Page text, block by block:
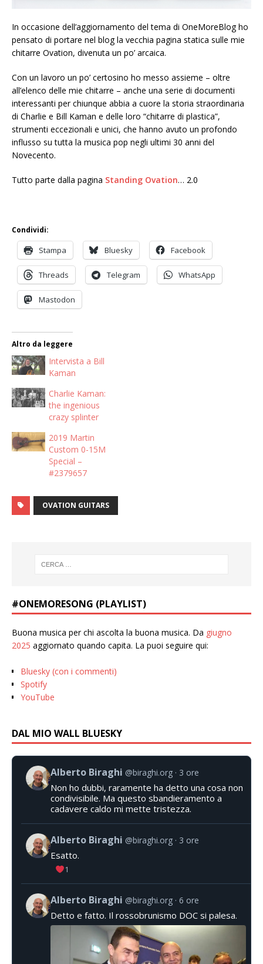
In occasione dell’aggiornamento del tema di OneMoreBlog ho
pensato di portare nel blog la vecchia pagina statica sulle mie
chitarre Ovation, divenuta un po’ arcaica.
Con un lavoro un po’ certosino ho messo assieme – oltre
all’elenco delle mie chitarre – anche una serie di documenti
interessanti per chiunque abbia a cuore la storia straordinaria
di Charlie e Bill Kaman e delle loro “chitarre di plastica”,
strumenti eccezionali e unici, che hanno avuto un profondo
influsso su tutta la musica pop negli ultimi 30 anni del
Novecento.
Tutto parte dalla pagina Standing Ovation… 2.0
Condividi:
Stampa Bluesky Facebook
Threads Telegram WhatsApp
Mastodon
Altro da leggere
Intervista a Bill
Kaman
Charlie Kaman:
the ingenious
crazy splinter
2019 Martin
Custom 0-15M
Special –
#2379657
OVATION GUITARS
#ONEMORESONG (PLAYLIST)
Buona musica per chi ascolta la buona musica. Da giugno
2025 aggiornato quando capita. La puoi seguire qui:
Bluesky (con i commenti)
Spotify
YouTube
DAL MIO WALL BLUESKY
Alberto Biraghi @biraghi.org 3 ore
Non ho dubbi, raramente ha detto una cosa non
condivisibile. Ma questo sbandieramento a
cadavere caldo mi mette tristezza.
Alberto Biraghi @biraghi.org 3 ore
Esatto.
1
Alberto Biraghi @biraghi.org 6 ore
Detto e fatto. Il rossobrunismo DOC si palesa.